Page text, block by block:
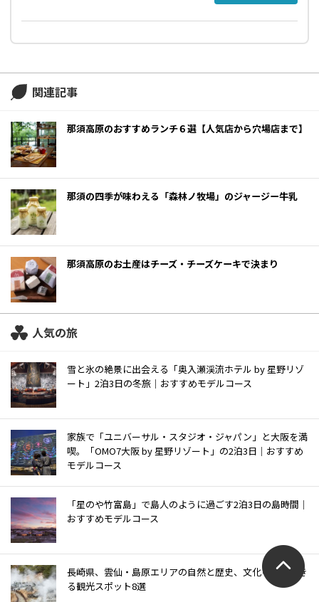
関連記事
那須高原のおすすめランチ６選【人気店から穴場店まで】
那須の四季が味わえる「森林ノ牧場」のジャージー牛乳
那須高原のお土産はチーズ・チーズケーキで決まり
人気の旅
雪と氷の絶景に出会える「奥入瀬渓流ホテル by 星野リゾ
ート」2泊3日の冬旅｜おすすめモデルコース
家族で「ユニバーサル・スタジオ・ジャパン」と大阪を満
喫。「OMO7大阪 by 星野リゾート」の2泊3日｜おすすめ
モデルコース
「星のや竹富島」で島人のように過ごす2泊3日の島時間｜
おすすめモデルコース
長崎県、雲仙・島原エリアの自然と歴史、文化を体感でき
る観光スポット8選